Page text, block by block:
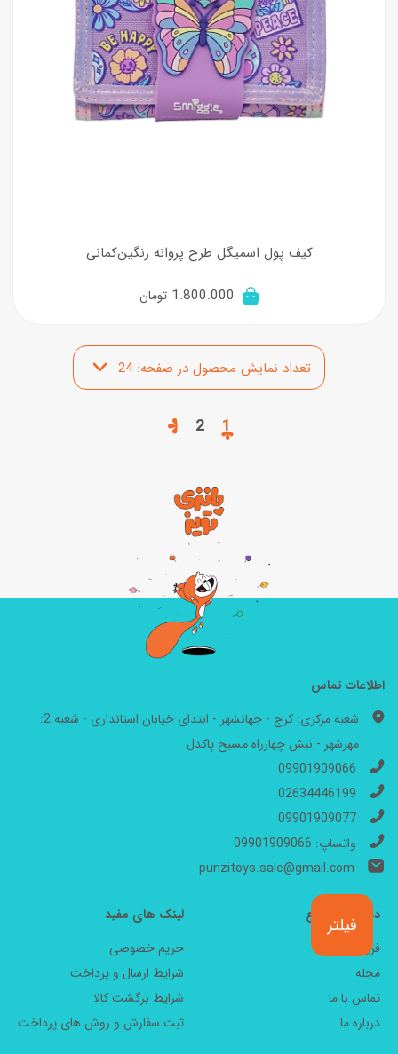
فیلتر
کیف پول اسمیگل طرح پروانه رنگین‌کمانی
1.800.000 تومان
1
2
اطلاعات تماس
شعبه مرکزی: کرج - جهانشهر - ابتدای خیابان استانداری - شعبه 2:
مهرشهر - نبش چهارراه مسیح پاکدل
09901909066
02634446199
09901909077
واتساپ: 09901909066
punzitoys.sale@gmail.com
دسترسی سریع
فروشگاه
مجله
تماس با ما
درباره ما
لینک های مفید
حریم خصوصی
شرایط ارسال و پرداخت
شرایط برگشت کالا
ثبت سفارش و روش های پرداخت